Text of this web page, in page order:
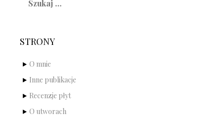
STRONY
O mnie
Inne publikacje
Recenzje płyt
O utworach